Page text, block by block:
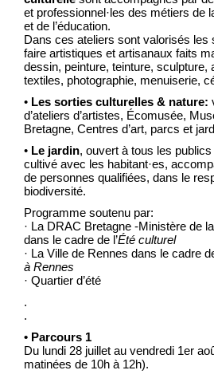
et professionnel·les des métiers de
et de l’éducation.
Dans ces ateliers sont valorisés les
faire artistiques et artisanaux faits
dessin, peinture, teinture, sculpture,
textiles, photographie, menuiserie,
• Les sorties culturelles & nature:
d’ateliers d’artistes, Écomusée,
Bretagne, Centres d’art, parcs et
• Le jardin, ouvert à tous les
cultivé avec les habitant·es,
de personnes qualifiées, dans le
biodiversité.
Programme soutenu par:
· La DRAC Bretagne -Ministère de
dans le cadre de l’Été culturel
· La Ville de Rennes dans le cadre
à Rennes
· Quartier d’été
.
.
• Parcours 1
Du lundi 28 juillet au vendredi 1er
matinées de 10h à 12h).